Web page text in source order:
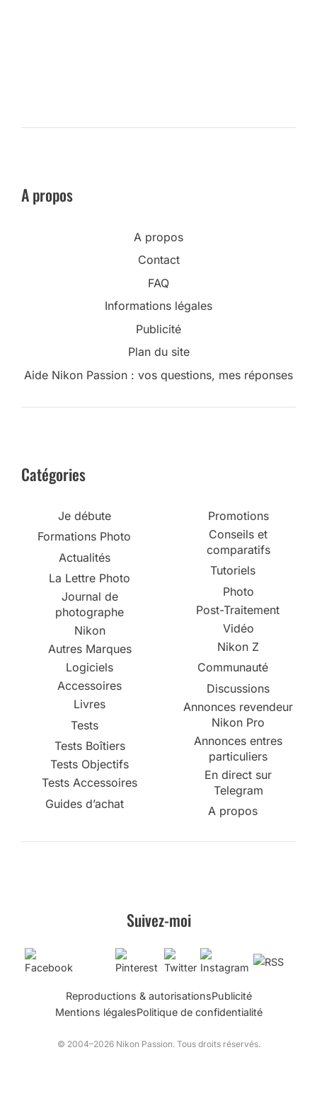
A propos
A propos
Contact
FAQ
Informations légales
Publicité
Plan du site
Aide Nikon Passion : vos questions, mes réponses
Catégories
Je débute
Formations Photo
Actualités
La Lettre Photo
Journal de
photographe
Nikon
Autres Marques
Logiciels
Accessoires
Livres
Tests
Tests Boîtiers
Tests Objectifs
Tests Accessoires
Guides d’achat
Promotions
Conseils et
comparatifs
Tutoriels
Photo
Post-Traitement
Vidéo
Nikon Z
Communauté
Discussions
Annonces revendeur
Nikon Pro
Annonces entres
particuliers
En direct sur
Telegram
A propos
Suivez-moi
Reproductions & autorisationsPublicité
Mentions légalesPolitique de confidentialité
© 2004–2026 Nikon Passion. Tous droits réservés.